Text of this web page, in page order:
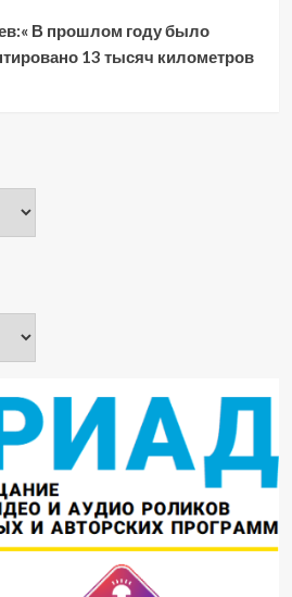
В прошлом году было
13 тысяч километров